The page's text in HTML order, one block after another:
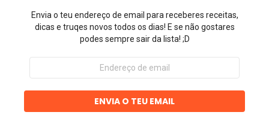
Envia o teu endereço de email para receberes receitas,
dicas e truqes novos todos os dias! E se não gostares
podes sempre sair da lista! ;D
Endereço
email
ENVIA O TEU EMAIL